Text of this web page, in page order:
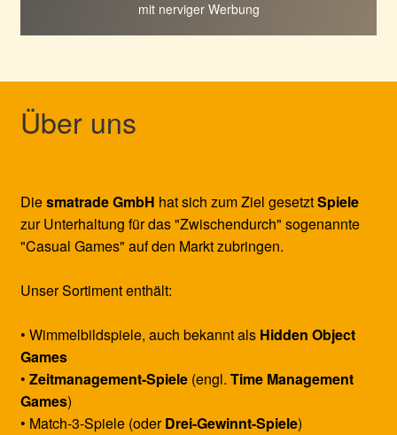
mit nerviger Werbung
Über uns
Diesmatrade GmbH hat sich zum Ziel gesetztSpiele
zur Unterhaltung für das "Zwischendurch" sogenannte
"Casual Games" auf den Markt zubringen.
Unser Sortiment enthält:
• Wimmelbildspiele, auch bekannt als Hidden Object
Games
• Zeitmanagement-Spiele(engl. Time Management
Games)
• Match-3-Spiele (oderDrei-Gewinnt-Spiele)